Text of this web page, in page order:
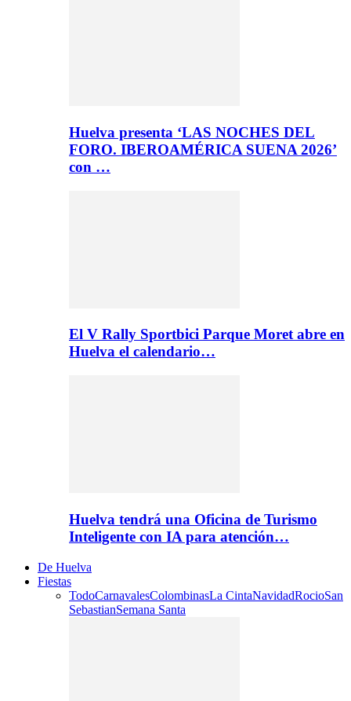
Huelva presenta ‘LAS NOCHES DEL
FORO. IBEROAMÉRICA SUENA 2026’
con …
El V Rally Sportbici Parque Moret abre en
Huelva el calendario…
Huelva tendrá una Oficina de Turismo
Inteligente con IA para atención…
De Huelva
Fiestas
TodoCarnavalesColombinasLa CintaNavidadRocioSan
SebastianSemana Santa